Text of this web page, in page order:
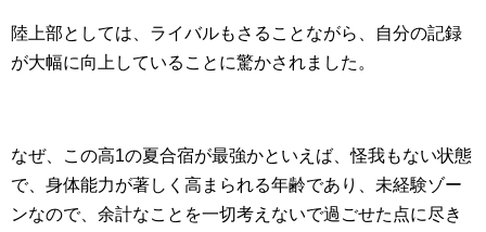
陸上部としては、ライバルもさることながら、自分の記録
が大幅に向上していることに驚かされました。
なぜ、この高1の夏合宿が最強かといえば、怪我もない状態
で、身体能力が著しく高まられる年齢であり、未経験ゾー
ンなので、余計なことを一切考えないで過ごせた点に尽き